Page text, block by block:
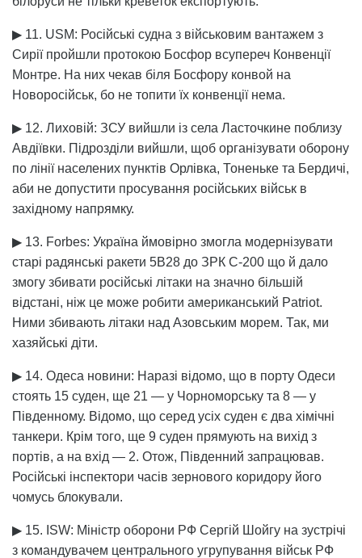
▶ 11. USM: Російські судна з військовим вантажем з
Сирії пройшли протокою Босфор всупереч Конвенції
Монтре. На них чекав біля Босфору конвой на
Новоросійськ, бо не топити їх конвенції нема.
▶ 12. Лиховій: ЗСУ вийшли із села Ласточкине поблизу
Авдіївки. Підрозділи вийшли, щоб організувати оборону
по лінії населених пунктів Орлівка, Тоненьке та Бердичі,
аби не допустити просування російських військ в
західному напрямку.
▶ 13. Forbes: Україна ймовірно змогла модернізувати
старі радянські ракети 5В28 до ЗРК С-200 що й дало
змогу збивати російські літаки на значно більшій
відстані, ніж це може робити американський Patriot.
Ними збивають літаки над Азовським морем. Так, ми
хазяйські діти.
▶ 14. Одеса новини: Наразі відомо, що в порту Одеси
стоять 15 суден, ще 21 — у Чорноморську та 8 — у
Південному. Відомо, що серед усіх суден є два хімічні
танкери. Крім того, ще 9 суден прямують на вихід з
портів, а на вхід — 2. Отож, Південний запрацював.
Російські інспектори часів зернового коридору його
чомусь блокували.
▶ 15. ISW: Міністр оборони РФ Сергій Шойгу на зустрічі
з командувачем центрального угрупування військ РФ